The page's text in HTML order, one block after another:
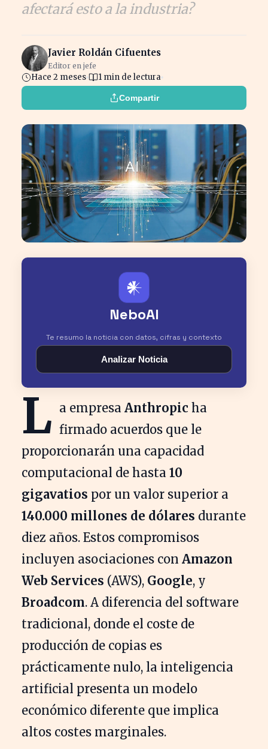
afectará esto a la industria?
Javier Roldán Cifuentes
Editor en jefe
Hace 2 meses 1 min de lectura
Compartir
𒀭
NeboAI
Te resumo la noticia con datos, cifras y contexto
Analizar Noticia
L a empresa Anthropic ha
firmado acuerdos que le
proporcionarán una capacidad
computacional de hasta 10
gigavatios por un valor superior a
140.000 millones de dólares durante
diez años. Estos compromisos
incluyen asociaciones con Amazon
Web Services (AWS), Google, y
Broadcom. A diferencia del software
tradicional, donde el coste de
producción de copias es
prácticamente nulo, la inteligencia
artificial presenta un modelo
económico diferente que implica
altos costes marginales.